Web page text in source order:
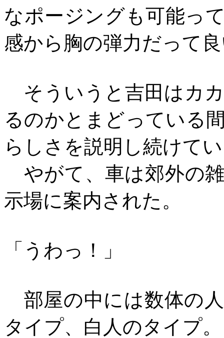
なポージングも可能っ
感から胸の弾力だって
そういうと吉田はカ
るのかとまどっている
らしさを説明し続けて
やがて、車は郊外の
示場に案内された。
「うわっ！」
部屋の中には数体の
タイプ、白人のタイプ。